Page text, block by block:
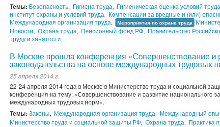
Темы: Безопасность, Гигиена труда, Гигиеническая оценка условий труда
институт охраны и условий труда, Компенсации за вредные и (или)
Международная организация труда, Мероприятия по охране труда
Новости, Охрана труда, Пенсионный фонд РФ, Правительство
труду и занятости
В Москве прошла конференция «Совершенствование и
законодательства на основе международных трудовых
25 апреля 2014 г.
22-24 апреля 2014 года в Москве в Министерстве труда и социальной
конференция на тему: «Совершенствование и развитие национального
международных трудовых норм».
Темы: Законы, Международная организация труда, Международный
Министерство труда и социальной защиты РФ, Охрана труда, Практика